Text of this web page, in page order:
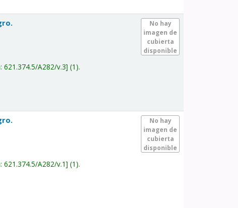
No hay
imagen de
cubierta
disponible
621.374.5/A282/v.3 (1).
No hay
imagen de
cubierta
disponible
621.374.5/A282/v.1 (1).